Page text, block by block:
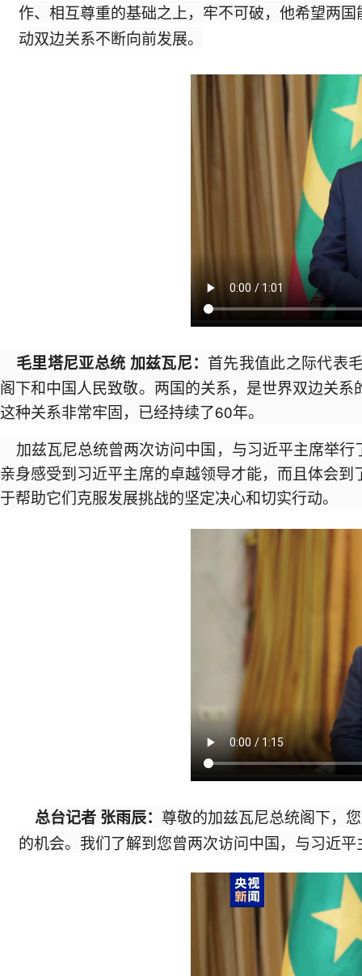
作、相互尊重的基础之上，牢不可破，他希望两
动双边关系不断向前发展。
毛里塔尼亚总统 加兹瓦尼： 首先我值此之际代表
阁下和中国人民致敬。两国的关系，是世界双边关
这种关系非常牢固，已经持续了60年。
加兹瓦尼总统曾两次访问中国，与习近平主席举
亲身感受到习近平主席的卓越领导才能，而且体会
于帮助它们克服发展挑战的坚定决心和切实行动。
总台记者 张雨辰： 尊敬的加兹瓦尼总统阁下，
的机会。我们了解到您曾两次访问中国，与习近